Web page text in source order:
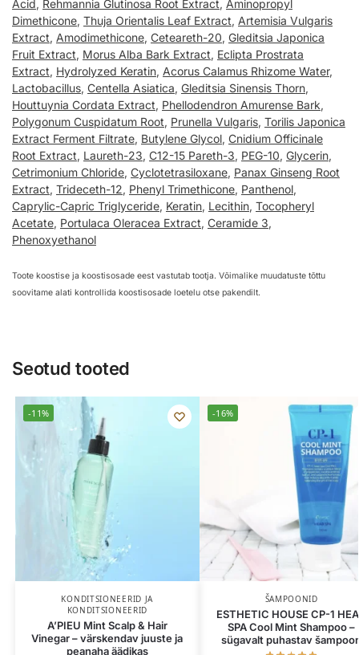
Acid, Rehmannia Glutinosa Root Extract, Aminopropyl
Dimethicone, Thuja Orientalis Leaf Extract, Artemisia Vulgaris
Extract, Amodimethicone, Ceteareth-20, Gleditsia Japonica
Fruit Extract, Morus Alba Bark Extract, Eclipta Prostrata
Extract, Hydrolyzed Keratin, Acorus Calamus Rhizome Water,
Lactobacillus, Centella Asiatica, Gleditsia Sinensis Thorn,
Houttuynia Cordata Extract, Phellodendron Amurense Bark,
Polygonum Cuspidatum Root, Prunella Vulgaris, Torilis Japonica
Extract Ferment Filtrate, Butylene Glycol, Cnidium Officinale
Root Extract, Laureth-23, C12-15 Pareth-3, PEG-10, Glycerin,
Cetrimonium Chloride, Cyclotetrasiloxane, Panax Ginseng Root
Extract, Trideceth-12, Phenyl Trimethicone, Panthenol,
Caprylic-Capric Triglyceride, Keratin, Lecithin, Tocopheryl
Acetate, Portulaca Oleracea Extract, Ceramide 3,
Phenoxyethanol
Toote koostise ja koostisosade eest vastutab tootja. Võimalike muudatuste tõttu
soovitame alati kontrollida koostisosade loetelu otse pakendilt.
Seotud tooted
-11%
KONDITSIONEERID JA
KONDITSIONEERID
A’PIEU Mint Scalp & Hair
Vinegar – värskendav juuste ja
peanaha äädikas
-16%
ŠAMPOONID
ESTHETIC HOUSE CP-1
SPA Cool Mint Shampoo –
sügavalt puhastav